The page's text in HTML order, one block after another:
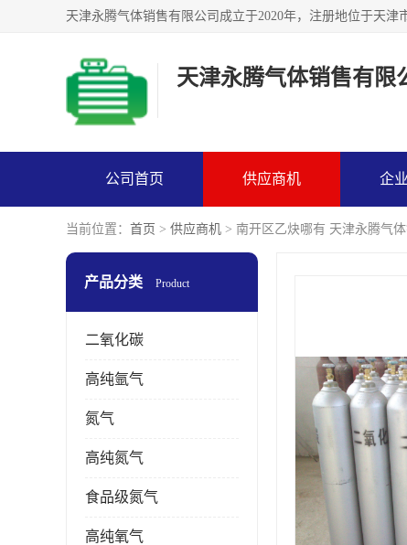
天津永腾气体销售有限
公司首页 供应商机 企
当前位置： 首页 > 供应商机 > 南开区乙炔哪有 天津永腾气
产品分类 Product
二氧化碳
高纯氩气
氮气
高纯氮气
食品级氮气
高纯氧气